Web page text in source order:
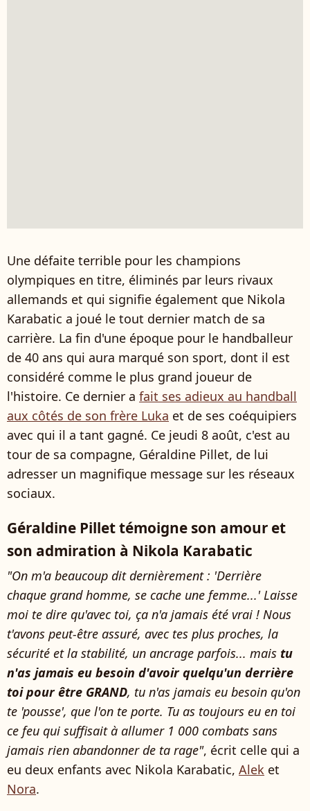
Une défaite terrible pour les champions
olympiques en titre, éliminés par leurs rivaux
allemands et qui signifie également que Nikola
Karabatic a joué le tout dernier match de sa
carrière. La fin d'une époque pour le handballeur
de 40 ans qui aura marqué son sport, dont il est
considéré comme le plus grand joueur de
l'histoire. Ce dernier a fait ses adieux au handball
aux côtés de son frère Luka et de ses coéquipiers
avec qui il a tant gagné. Ce jeudi 8 août, c'est au
tour de sa compagne, Géraldine Pillet, de lui
adresser un magnifique message sur les réseaux
sociaux.
Géraldine Pillet témoigne son amour et
son admiration à Nikola Karabatic
"On m'a beaucoup dit dernièrement : 'Derrière
chaque grand homme, se cache une femme...' Laisse
moi te dire qu'avec toi, ça n'a jamais été vrai ! Nous
t'avons peut-être assuré, avec tes plus proches, la
sécurité et la stabilité, un ancrage parfois... mais tu
n'as jamais eu besoin d'avoir quelqu'un derrière
toi pour être GRAND, tu n'as jamais eu besoin qu'on
te 'pousse', que l'on te porte. Tu as toujours eu en toi
ce feu qui suffisait à allumer 1 000 combats sans
jamais rien abandonner de ta rage", écrit celle qui a
eu deux enfants avec Nikola Karabatic, Alek et
Nora.